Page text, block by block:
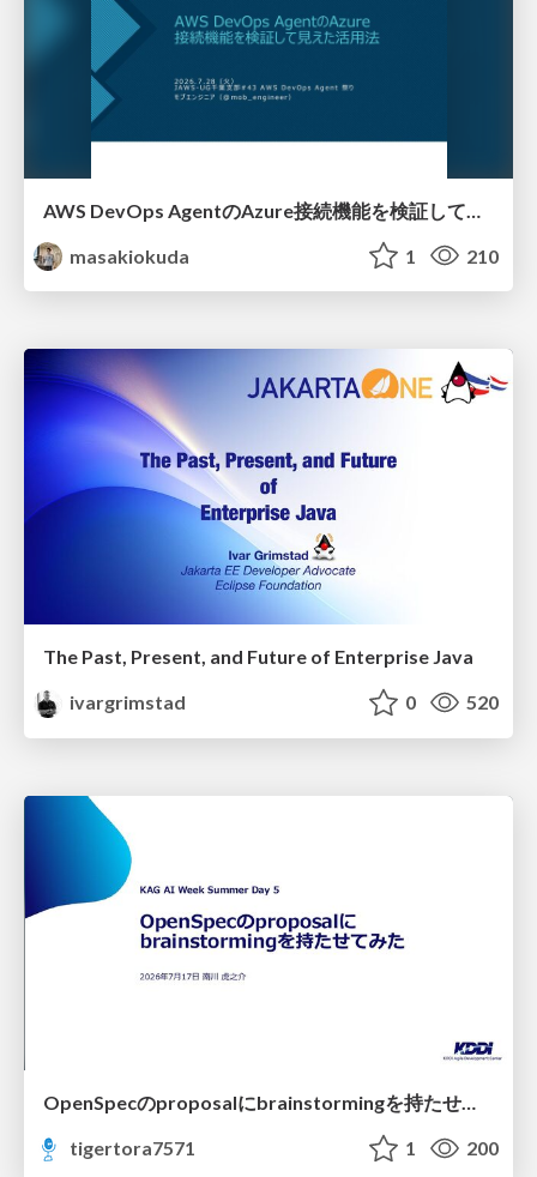
masakiokuda
1 210
The Past, Present, and Future of Enterprise Java
ivargrimstad
0 520
OpenSpecのproposalにbrainstormingを持たせてみた
tigertora7571
1 200